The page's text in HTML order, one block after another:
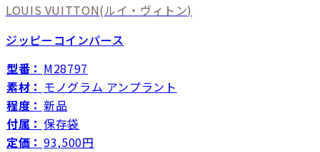
LOUIS VUITTON(ルイ・ヴィトン)
ジッピーコインパース
型番： M28797
素材： モノグラム アンプラント
程度： 新品
付属： 保存袋
定価： 93,500円